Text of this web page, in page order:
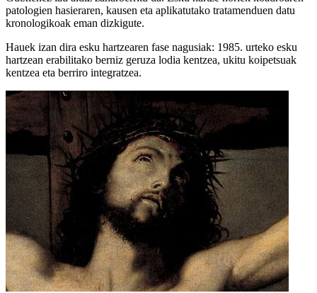
patologien hasieraren, kausen eta aplikatutako tratamenduen datu
kronologikoak eman dizkigute.
Hauek izan dira esku hartzearen fase nagusiak: 1985. urteko esku
hartzean erabilitako berniz geruza lodia kentzea, ukitu koipetsuak
kentzea eta berriro integratzea.